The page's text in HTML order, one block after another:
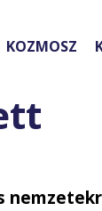
KOZMOSZ